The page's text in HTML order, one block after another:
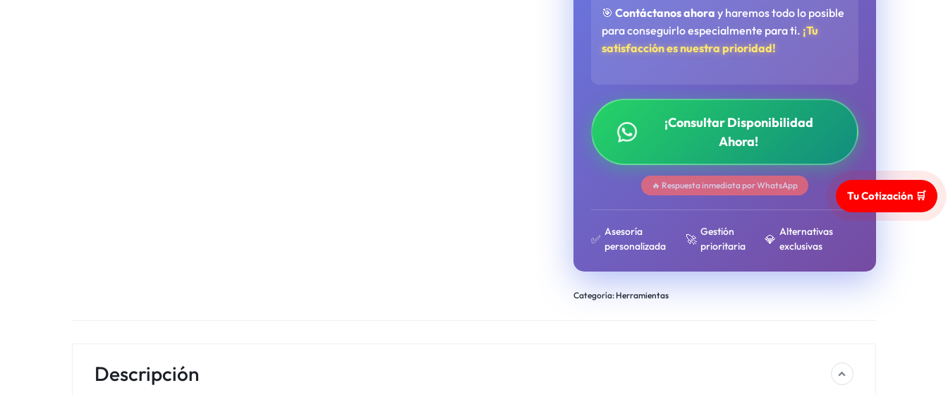
🎯Contáctanos ahora y haremos todo lo posible
para conseguirlo especialmente para ti. ¡Tu
satisfacción es nuestra prioridad!
¡Consultar Disponibilidad
Ahora!
🔥 Respuesta inmediata por WhatsApp
✅
Asesoría
personalizada
🚀
Gestión
prioritaria
💎
Alternativas
exclusivas
Categoría: Herramientas
Descripción
Tu Cotización 🛒